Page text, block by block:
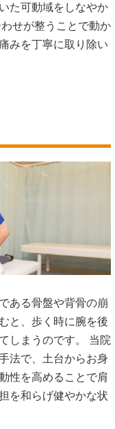
た可動域をしなやか
せが整うことで動か
みを丁寧に取り除い
ある骨盤や背骨の崩
と、歩く時に腕を後
しまうのです。 当院
法で、土台からお身
性を高めることで肩
を和らげ健やかな状